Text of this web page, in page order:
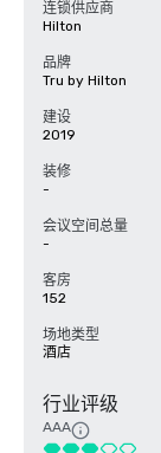
连锁供应商
Hilton
品牌
Tru by Hilton
建设
2019
装修
-
会议空间总量
-
客房
152
场地类型
酒店
行业评级
AAA